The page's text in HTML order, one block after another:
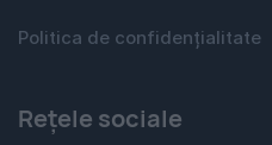
Politica de confidențialitate
Rețele sociale